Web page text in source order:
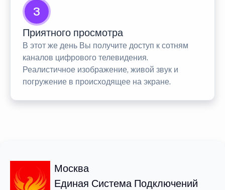
3
Приятного просмотра
В этот же день Вы получите доступ к сотням
каналов цифрового телевидения.
Реалистичное изображение, живой звук и
погружение в происходящее на экране.
Москва
Единая Система Подключений